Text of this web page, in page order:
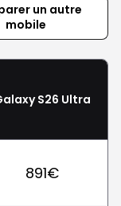
un autre
mobile
S26 Ultra
891€